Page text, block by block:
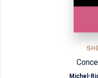
Michel-